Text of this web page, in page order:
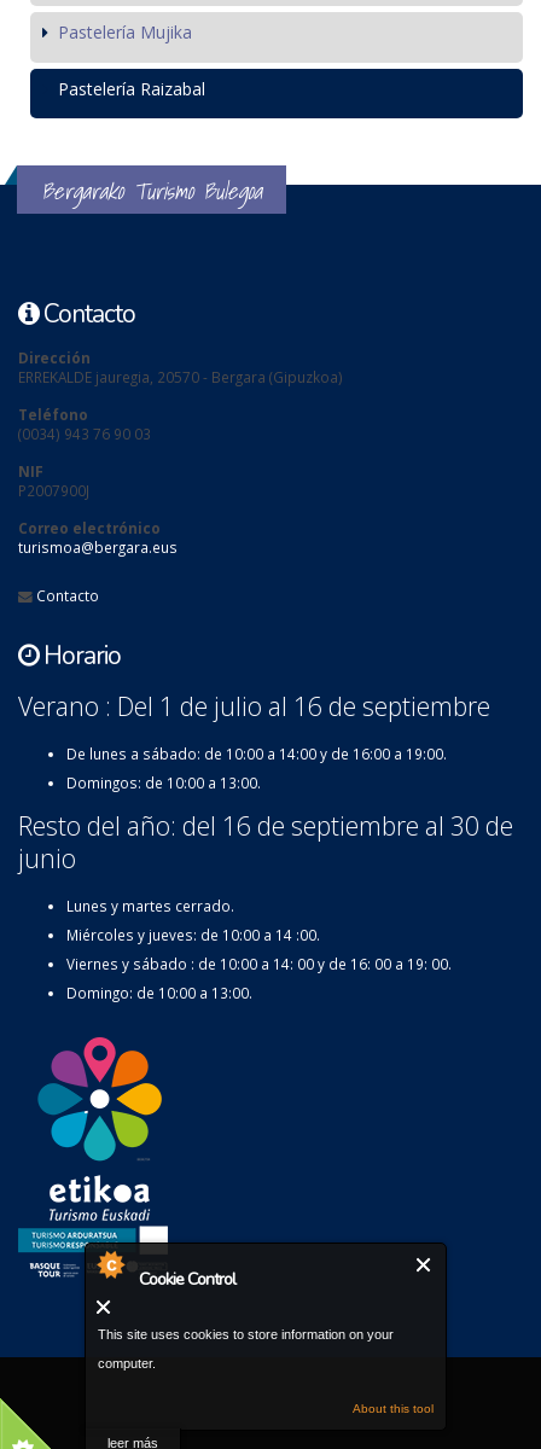
Cookie Control
This site uses cookies to store information on your
computer.
About this tool
leer más
Pastelería Mujika
Pastelería Raizabal
Bergarako Turismo Bulegoa
Contacto
Dirección
ERREKALDE jauregia, 20570 - Bergara (Gipuzkoa)
Teléfono
(0034) 943 76 90 03
NIF
P2007900J
Correo electrónico
turismoa@bergara.eus
Contacto
Horario
Verano : Del 1 de julio al 16 de septiembre
De lunes a sábado: de 10:00 a 14:00 y de 16:00 a 19:00.
Domingos: de 10:00 a 13:00.
Resto del año: del 16 de septiembre al 30 de
junio
Lunes y martes cerrado.
Miércoles y jueves: de 10:00 a 14 :00.
Viernes y sábado : de 10:00 a 14: 00 y de 16: 00 a 19: 00.
Domingo: de 10:00 a 13:00.